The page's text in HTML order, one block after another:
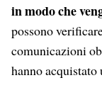
in modo che
possono
comunicazioni
hanno acquistato